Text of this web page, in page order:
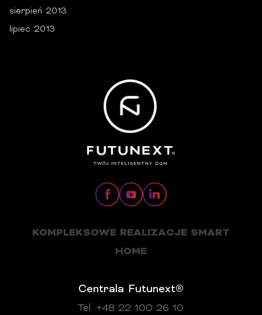
sierpień 2013
lipiec 2013
KOMPLEKSOWE REALIZACJE SMART
HOME
Centrala Futunext®
Tel. +48 22 100 26 10